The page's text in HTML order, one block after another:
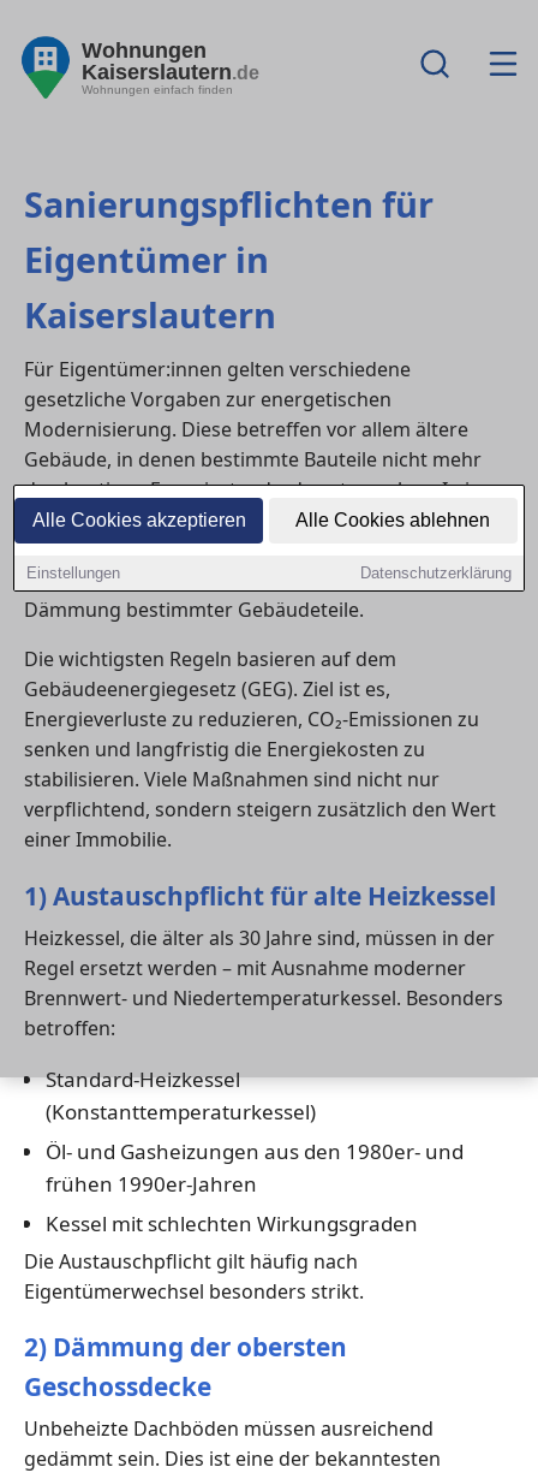
Alle Cookies akzeptieren Alle Cookies ablehnen
Einstellungen Datenschutzerklärung
Wohnungen
Kaiserslautern.de
Wohnungen einfach finden
Sanierungspflichten für
Eigentümer in
Kaiserslautern
Für Eigentümer:innen gelten verschiedene
gesetzliche Vorgaben zur energetischen
Modernisierung. Diese betreffen vor allem ältere
Gebäude, in denen bestimmte Bauteile nicht mehr
den heutigen Energiestandards entsprechen. In in
Kaiserslautern müssen Sanierungen teilweise
innerhalb klarer Fristen durchgeführt werden – etwa
beim Austausch veralteter Heizungen oder bei der
Dämmung bestimmter Gebäudeteile.
Die wichtigsten Regeln basieren auf dem
Gebäudeenergiegesetz (GEG). Ziel ist es,
Energieverluste zu reduzieren, CO₂-Emissionen zu
senken und langfristig die Energiekosten zu
stabilisieren. Viele Maßnahmen sind nicht nur
verpflichtend, sondern steigern zusätzlich den Wert
einer Immobilie.
1) Austauschpflicht für alte Heizkessel
Heizkessel, die älter als 30 Jahre sind, müssen in der
Regel ersetzt werden – mit Ausnahme moderner
Brennwert- und Niedertemperaturkessel. Besonders
betroffen:
Standard-Heizkessel
(Konstanttemperaturkessel)
Öl- und Gasheizungen aus den 1980er- und
frühen 1990er-Jahren
Kessel mit schlechten Wirkungsgraden
Die Austauschpflicht gilt häufig nach
Eigentümerwechsel besonders strikt.
2) Dämmung der obersten
Geschossdecke
Unbeheizte Dachböden müssen ausreichend
gedämmt sein. Dies ist eine der bekanntesten